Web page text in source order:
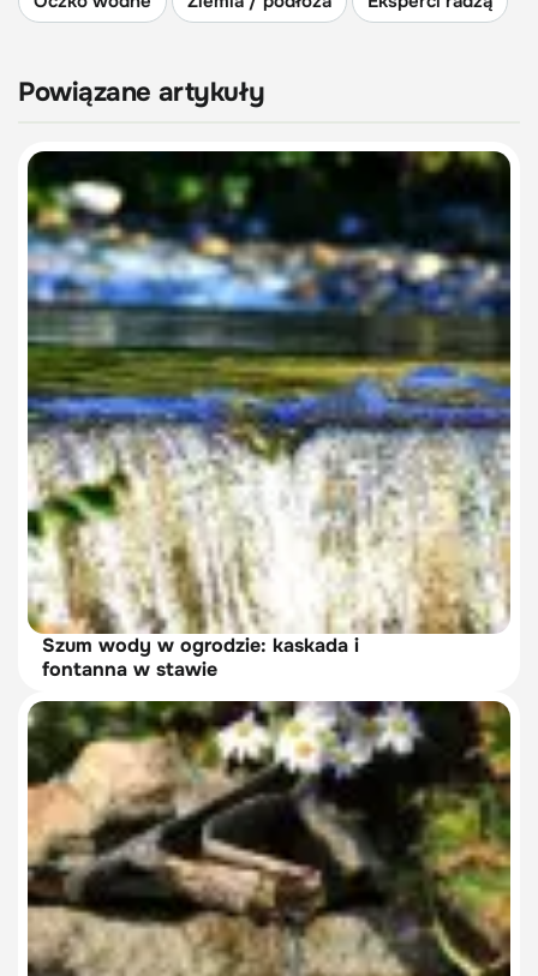
Powiązane artykuły
Szum wody w ogrodzie: kaskada i
fontanna w stawie